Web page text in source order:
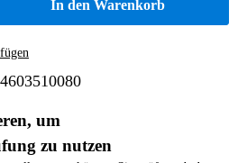
In den Warenkorb
um
zu nutzen